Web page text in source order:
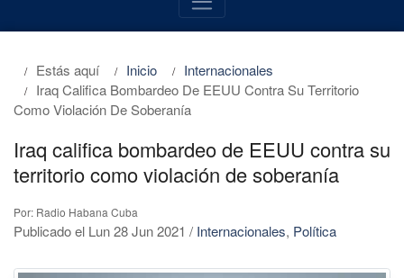
Estás aquí Inicio
Internacionales
Iraq Califica Bombardeo De EEUU Contra Su Territorio
Como Violación De Soberanía
Iraq califica bombardeo de EEUU contra su
territorio como violación de soberanía
Por: Radio Habana Cuba
Publicado el Lun 28 Jun 2021 / Internacionales, Política